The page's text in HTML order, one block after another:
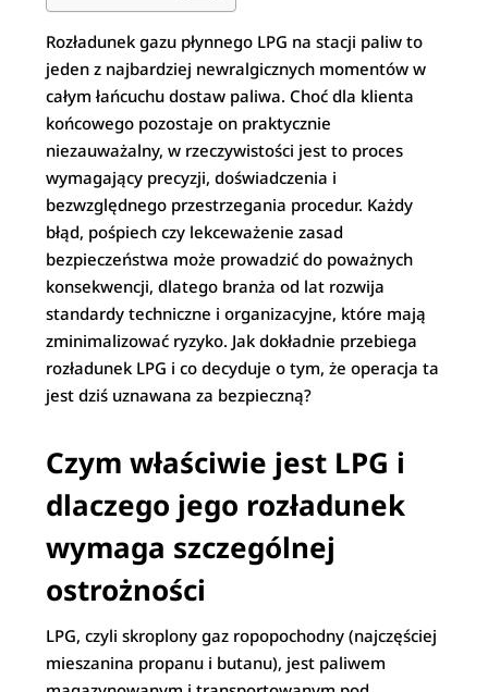
Rozładunek gazu płynnego LPG na stacji paliw to
jeden z najbardziej newralgicznych momentów w
całym łańcuchu dostaw paliwa. Choć dla klienta
końcowego pozostaje on praktycznie
niezauważalny, w rzeczywistości jest to proces
wymagający precyzji, doświadczenia i
bezwzględnego przestrzegania procedur. Każdy
błąd, pośpiech czy lekceważenie zasad
bezpieczeństwa może prowadzić do poważnych
konsekwencji, dlatego branża od lat rozwija
standardy techniczne i organizacyjne, które mają
zminimalizować ryzyko. Jak dokładnie przebiega
rozładunek LPG i co decyduje o tym, że operacja ta
jest dziś uznawana za bezpieczną?
Czym właściwie jest LPG i
dlaczego jego rozładunek
wymaga szczególnej
ostrożności
LPG, czyli skroplony gaz ropopochodny (najczęściej
mieszanina propanu i butanu), jest paliwem